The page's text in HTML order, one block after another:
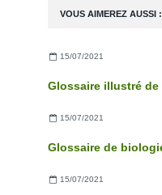
VOUS AIMEREZ AUSSI :
15/07/2021
15/07/2021
15/07/2021